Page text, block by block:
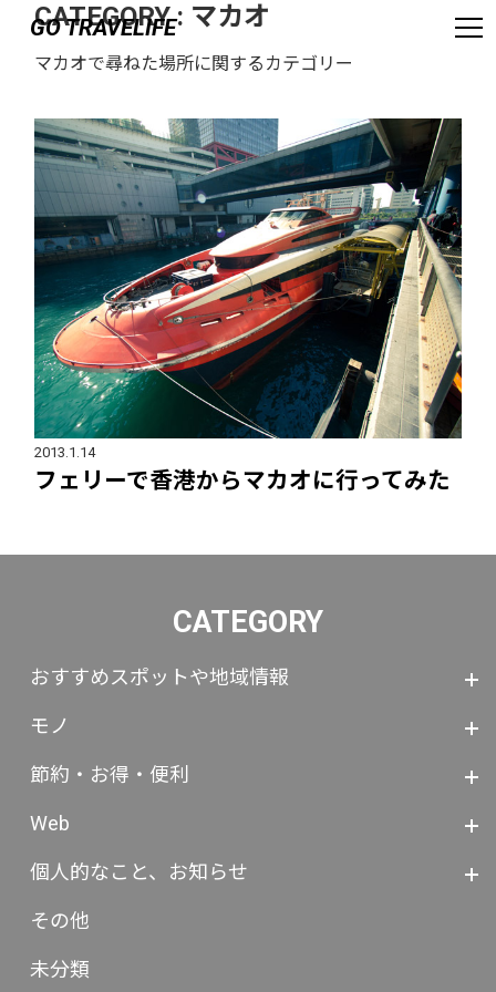
GO TRAVELIFE
CATEGORY : マカオ
マカオで尋ねた場所に関するカテゴリー
2013.1.14
フェリーで香港からマカオに行ってみた
CATEGORY
おすすめスポットや地域情報
モノ
節約・お得・便利
Web
個人的なこと、お知らせ
その他
未分類